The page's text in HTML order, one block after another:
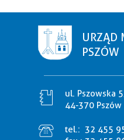
URZĄD
PSZÓW
ul. Pszowska
44-370 Pszów
tel.: 32 455